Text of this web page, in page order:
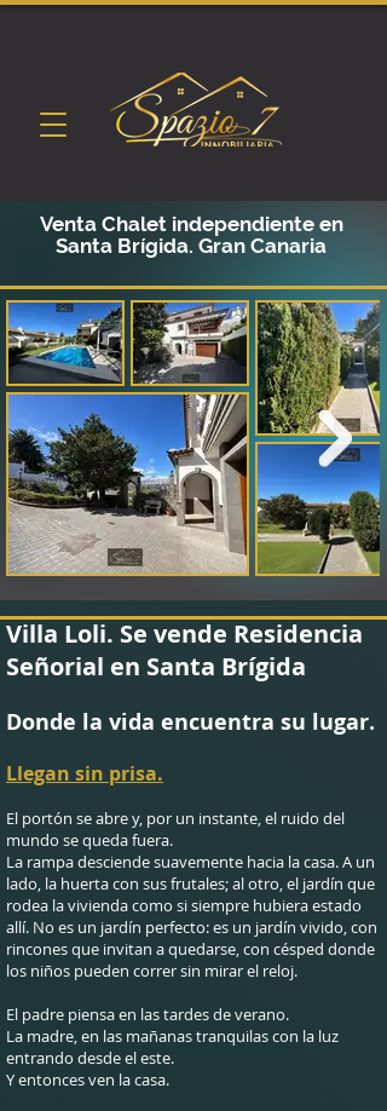
Venta Chalet independiente en
Santa Brígida. Gran Canaria
Villa Loli. Se vende Residencia
Señorial en Santa Brígida
Donde la vida encuentra su lugar.
Llegan sin prisa.
El portón se abre y, por un instante, el ruido del
mundo se queda fuera.
La rampa desciende suavemente hacia la casa. A un
lado, la huerta con sus frutales; al otro, el jardín que
rodea la vivienda como si siempre hubiera estado
allí. No es un jardín perfecto: es un jardín vivido, con
rincones que invitan a quedarse, con césped donde
los niños pueden correr sin mirar el reloj.
El padre piensa en las tardes de verano.
La madre, en las mañanas tranquilas con la luz
entrando desde el este.
Y entonces ven la casa.